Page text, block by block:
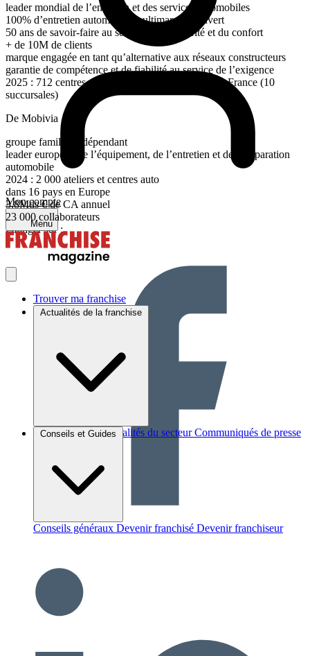
Mon compte
Menu
Trouver ma franchise
Actualités de la franchise
Brèves et actus Actualités du secteur Communiqués de presse
Conseils et Guides
Conseils généraux Devenir franchisé Devenir franchiseur
leader mondial de l’entretien et des services automobiles
100% d’entretien automobile multimarque couvert
50 ans de savoir-faire au service de la sécurité et du confort
+ de 10M de clients
marque engagée en tant qu’alternative aux réseaux constructeurs
garantie de compétence et de fiabilité au service de l’exigence
2025 : 712 centres répartis en 10 pays dont 375 en France (10
succursales)
De Mobivia
groupe familial indépendant
leader européen de l’équipement, de l’entretien et de la réparation
automobile
2024 : 2 000 ateliers et centres auto
dans 16 pays en Europe
3.8Mds € de CA annuel
23 000 collaborateurs
Partager sur :